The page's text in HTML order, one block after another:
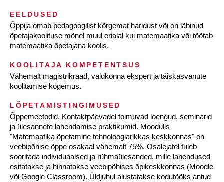
EELDUSED
Õppija omab pedagoogilist kõrgemat haridust või on läbinud
õpetajakoolituse mõnel muul erialal kui matemaatika või töötab
matemaatika õpetajana koolis.
KOOLITAJA KOMPETENTSUS
Vähemalt magistrikraad, valdkonna ekspert ja täiskasvanute
koolitamise kogemus.
LÕPETAMISTINGIMUSED
Õppemeetodid. Kontaktpäevadel toimuvad loengud, seminarid
ja ülesannete lahendamise praktikumid. Moodulis
"Matemaatika õpetamine tehnoloogiarikkas keskkonnas" on
veebipõhise õppe osakaal vähemalt 75%. Osalejatel tuleb
sooritada individuaalsed ja rühmaülesanded, mille lahendused
esitatakse ja hinnatakse veebipõhises õpikeskkonnas (Moodle
või Google Classroom). Üldjuhul alustatakse kodutööks antud